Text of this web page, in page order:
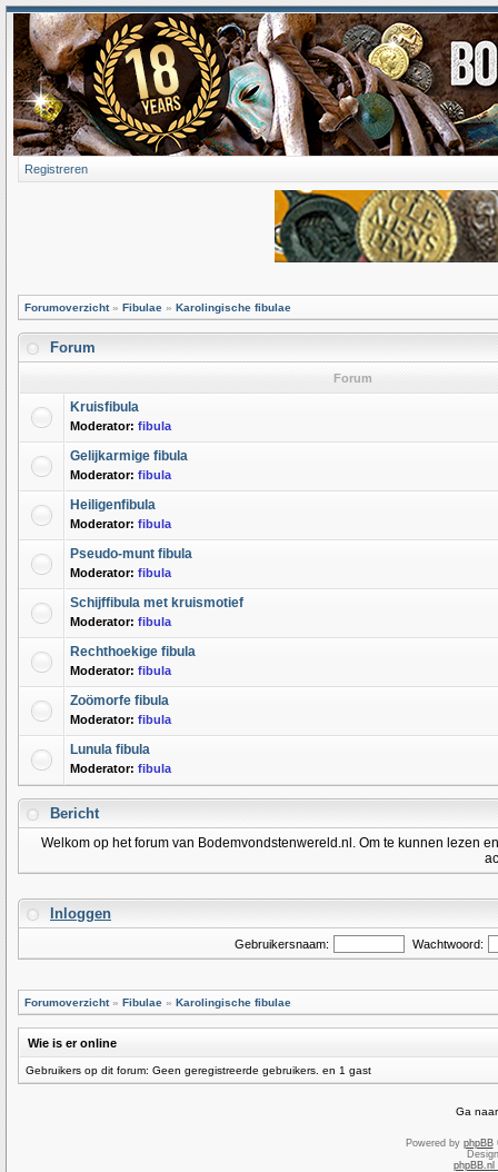
Registreren
Forumoverzicht» Fibulae » Karolingische fibulae
Forum
Forum
Kruisfibula
Moderator: fibula
Gelijkarmige fibula
Moderator: fibula
Heiligenfibula
Moderator: fibula
Pseudo-munt fibula
Moderator: fibula
Schijffibula met kruismotief
Moderator: fibula
Rechthoekige fibula
Moderator: fibula
Zoömorfe fibula
Moderator: fibula
Lunula fibula
Moderator: fibula
Bericht
Welkom op het forum van Bodemvondstenwereld.nl. Om te kunnen lezen
Inloggen
Gebruikersnaam: Wachtwoord:
Forumoverzicht» Fibulae » Karolingische fibulae
Wie is er online
Gebruikers op dit forum: Geen geregistreerde gebruikers. en 1 gast
Ga
Powered by phpBB
phpBB.nl